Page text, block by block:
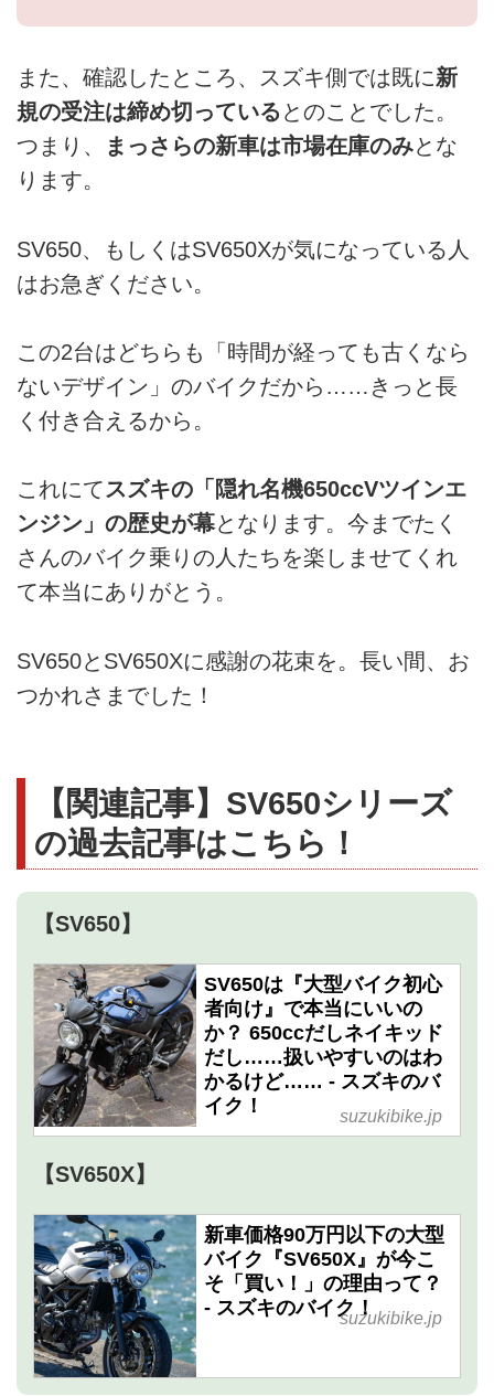
また、確認したところ、スズキ側では既に新
規の受注は締め切っている とのことでした。
つまり、
まっさらの新車は市場在庫のみとな
ります。
SV650、もしくはSV650Xが気になっている人
はお急ぎください。
この2台はどちらも「時間が経っても古くなら
ないデザイン」のバイクだから……きっと長
く付き合えるから。
これにてスズキの「隠れ名機650ccVツインエ
ンジン」の歴史が幕となります。今までたく
さんのバイク乗りの人たちを楽しませてくれ
て本当にありがとう。
SV650とSV650Xに感謝の花束を。長い間、お
つかれさまでした！
【関連記事】SV650シリーズ
の過去記事はこちら！
【SV650】
SV650は『大型バイク初心
者向け』で本当にいいの
か？ 650ccだしネイキッド
だし……扱いやすいのはわ
かるけど…… - スズキのバ
イク！
suzukibike.jp
【SV650X】
新車価格90万円以下の大型
バイク『SV650X』が今こ
そ「買い！」の理由って？
- スズキのバイク！suzukibike.jp